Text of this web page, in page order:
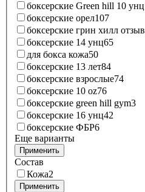
боксерские Green hill 10 унц
боксерские орел107
боксерские грин хилл
боксерские 14 унц65
для бокса кожа50
боксерские 13 лет84
боксерские взрослые74
боксерские 10 oz76
боксерские green hill gym3
боксерские 16 унц42
боксерские ФБР6
Еще варианты
Применить
Состав
Кожа2
Применить